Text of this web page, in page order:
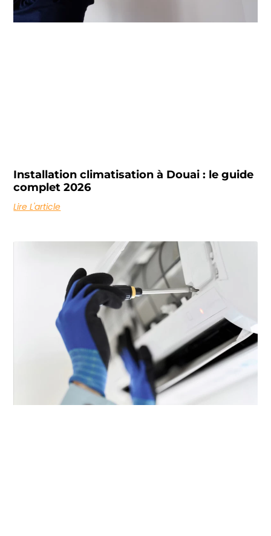
Installation climatisation à Douai : le guide
complet 2026
Lire L'article